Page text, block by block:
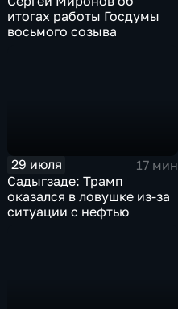
итогах работы Госдумы
восьмого созыва
29 июля
17 мин
Садыгзаде: Трамп
оказался в ловушке из-за
ситуации с нефтью